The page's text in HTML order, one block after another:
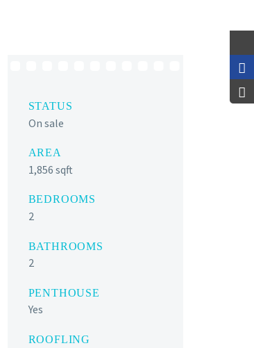
STATUS
On sale
AREA
1,856 sqft
BEDROOMS
2
BATHROOMS
2
PENTHOUSE
Yes
ROOFLING